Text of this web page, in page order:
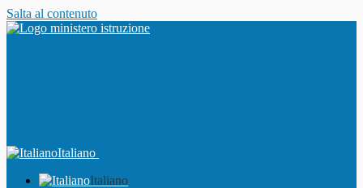
Salta al contenuto
Italiano
Italiano